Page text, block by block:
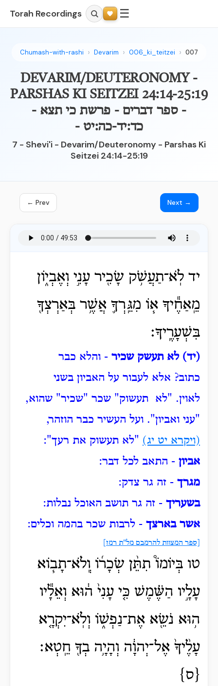
Torah Recordings ☰
Chumash-with-rashi Devarim 006_ki_teitzei 007
DEVARIM/DEUTERONOMY -
PARSHAS KI SEITZEI 24:14-25:19
- ספר דברים - פרשת כי תצא -
כד:יד-כה:יט -
7 - Shevi'i - Devarim/Deuteronomy - Parshas Ki
Seitzei 24:14-25:19
← Prev Next →
יד לֹֽא־תַעֲשֹׁ֥ק שָׂכִ֖יר עָנִ֣י וְאֶבְי֑וֹן
מֵֽאַחֶ֕יךָ א֧וֹ מִגֵּֽרְךָ֛ אֲשֶׁ֥ר בְּאַרְצְךָ֖
בִּשְׁעָרֶֽיךָ׃
(יד) לא תעשק שכיר - והלא כבר
כתוב? אלא לעבור על האביון בשני
לאוין. "לא תעשוק" שכר "שכיר" שהוא,
"עני ואביון". ועל העשיר כבר הוזהר,
(ויקרא יט יג) "לא תעשוק את רעך":
אביון - התאב לכל דבר:
מגרך - זה גר צדק:
בשעריך - זה גר תושב האוכל נבלות:
אשר בארצך - לרבות שכר בהמה וכלים:
[ספר המצוות להרמבם מל"ת רמז]
טו בְּיוֹמוֹ֩ תִתֵּ֨ן שְׂכָר֜וֹ וְֽלֹא־תָב֧וֹא
עָלָ֣יו הַשֶּׁ֗מֶשׁ כִּ֤י עָנִי֙ ה֔וּא וְאֵלָ֕יו
ה֥וּא נֹשֵׂ֖א אֶת־נַפְשׁ֑וֹ וְלֹֽא־יִקְרָ֤א
עָלֶ֨יךָ֙ אֶל־יְהוָ֔ה וְהָיָ֥ה בְךָ֖ חֵֽטְא׃
{ס}